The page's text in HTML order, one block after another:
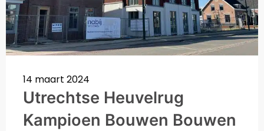
14 maart 2024
Utrechtse Heuvelrug
Kampioen Bouwen Bouwen